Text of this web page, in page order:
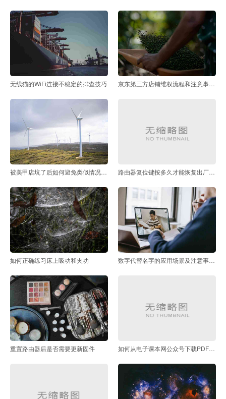
无线猫的WiFi连接不稳定的排查技巧 京东第三方店铺维权流程和注意事项有哪些
被美甲店坑了后如何避免类似情况再次发生 路由器复位键按多久才能恢复出厂设置
如何正确练习床上吸功和夹功 数字代替名字的应用场景及注意事项有哪些
重置路由器后是否需要更新固件 如何从电子课本网公众号下载PDF版本